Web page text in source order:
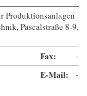
Produktionsanlagen
Pascalstraße 8-9,
Fax: -
E-Mail: -